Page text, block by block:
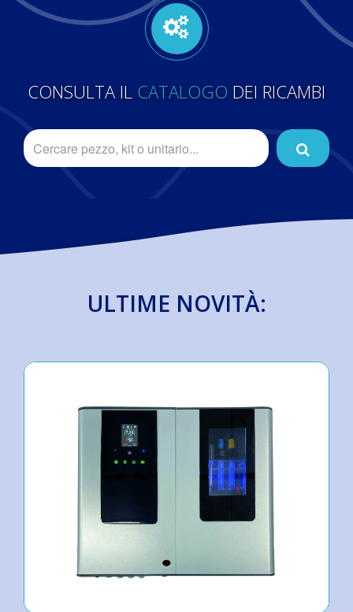
CONSULTA IL CATALOGO DEI RICAMBI
ULTIME NOVITÀ: